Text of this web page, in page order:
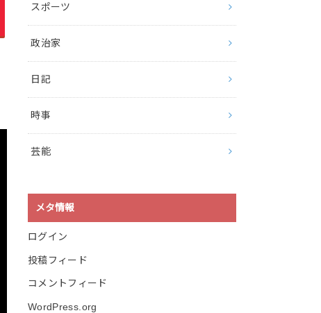
スポーツ
政治家
日記
時事
芸能
メタ情報
ログイン
投稿フィード
コメントフィード
WordPress.org